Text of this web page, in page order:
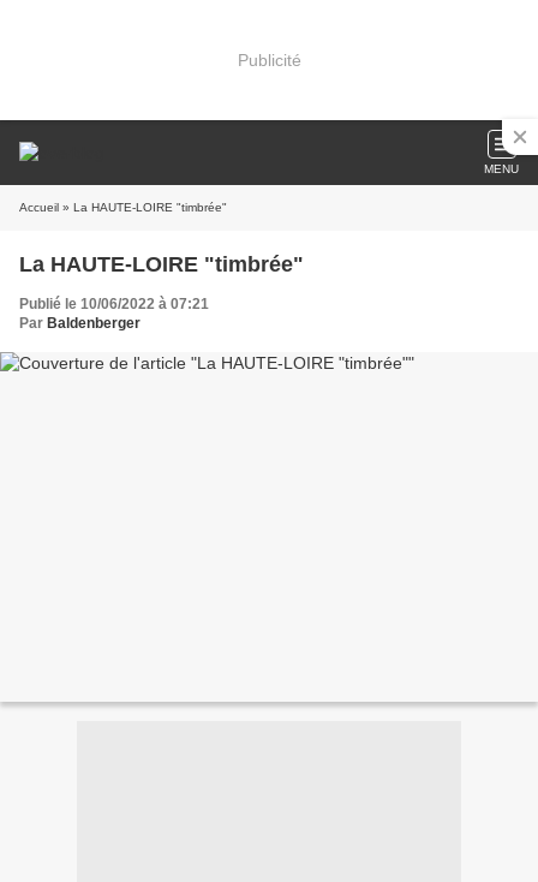
Publicité
MENU
Accueil » La HAUTE-LOIRE "timbrée"
La HAUTE-LOIRE "timbrée"
Publié le 10/06/2022 à 07:21
Par Baldenberger